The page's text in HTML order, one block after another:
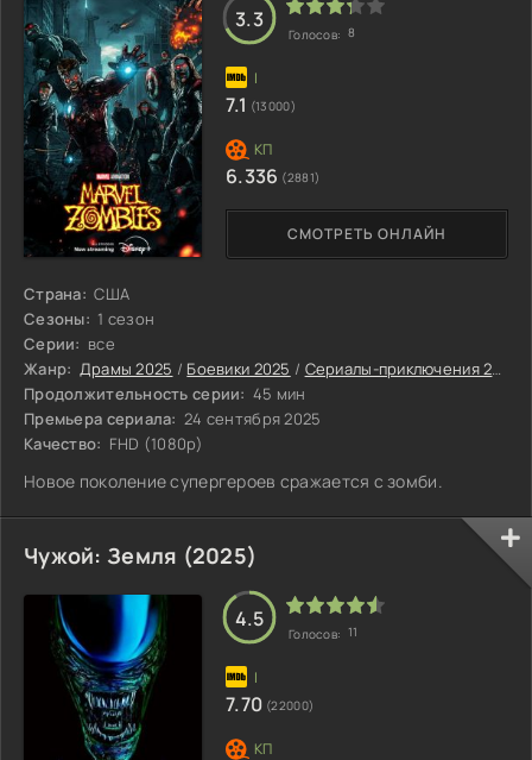
Страна: США
Сезоны: 1 сезон
Серии: все
Жанр: Драмы 2025 / Боевики 2025 / Сериалы-приключения 2025
Продолжительность серии: 45 мин
Премьера сериала: 24 сентября 2025
Качество: FHD (1080p)
Новое поколение супергероев сражается с зомби.
СМОТРЕТЬ ОНЛАЙН
3.3
Голосов: 8
7.1 (13000)
6.336 (2881)
Чужой: Земля (2025)
4.5
Голосов: 11
7.70 (22000)